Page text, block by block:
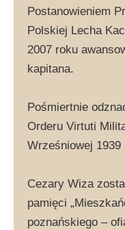
Postanowieniem
Polskiej Lecha
2007 roku
kapitana.
Pośmiertnie
Orderu Virtuti
Wrześniowej 1939
Cezary Wiza
pamięci
poznańskiego –